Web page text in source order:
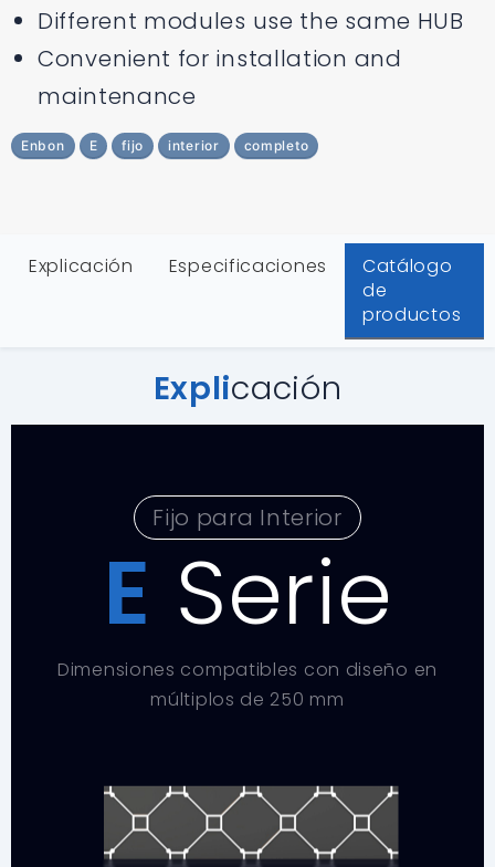
Different modules use the same HUB
Convenient for installation and
maintenance
Enbon E fijo interior completo
Explicación Especificaciones
Catálogo
de
productos
Explicación
Fijo para Interior
E Serie
Dimensiones compatibles con diseño en
múltiplos de 250 mm